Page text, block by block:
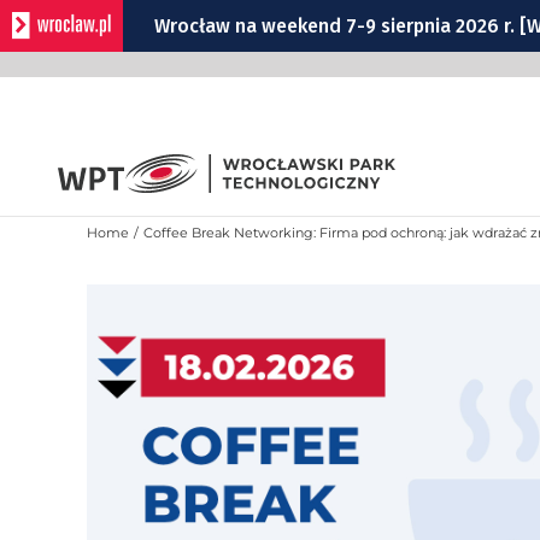
Wrocław na weekend 7-9 sierpnia 2026 r.
Wrocławska Potańcówka w sobotę, 8
Bitwa o Twierdzę w sobotę w Kłodzku. Co
Bezpłatny koncert Ferajny Hoovera w
Remont torów na Stawowej i Peronowej.
Home Coffee Break Networking: Firma pod ochroną: jak wdrażać